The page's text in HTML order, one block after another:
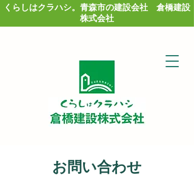
くらしはクラハシ。青森市の建設会社 倉橋建設
株式会社
お問い合わせ